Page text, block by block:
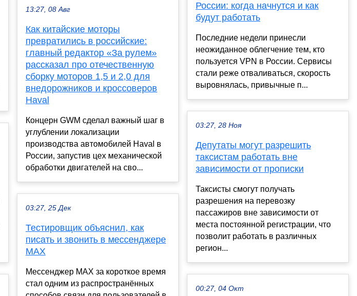
13:27, 08 Авг
Как китайские моторы
превратились в российские:
главный редактор «За рулем»
рассказал про отечественную
сборку моторов 1,5 и 2,0 для
внедорожников и кроссоверов
Haval
Концерн GWM сделал важный шаг в
углублении локализации
производства автомобилей Haval в
России, запустив цех механической
обработки двигателей на сво...
03:27, 25 Дек
Тестировщик объяснил, как
писать и звонить в мессенджере
MAX
Мессенджер MAX за короткое время
стал одним из распространённых
России: когда начнутся и как
будут работать
Последние недели принесли
неожиданное облегчение тем, кто
пользуется VPN в России. Сервисы
стали реже отваливаться, скорость
выровнялась, привычные п...
03:27, 28 Ноя
Депутаты могут разрешить
таксистам работать вне
зависимости от прописки
Таксисты смогут получать
разрешения на перевозку
пассажиров вне зависимости от
места постоянной регистрации, что
позволит работать в различных
регион...
00:27, 04 Окт